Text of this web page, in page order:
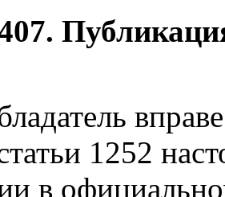
1252
в